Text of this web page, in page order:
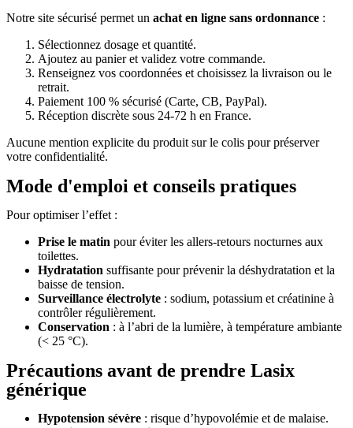
Notre site sécurisé permet un achat en ligne sans ordonnance :
Sélectionnez dosage et quantité.
Ajoutez au panier et validez votre commande.
Renseignez vos coordonnées et choisissez la livraison ou le
retrait.
Paiement 100 % sécurisé (Carte, CB, PayPal).
Réception discrète sous 24-72 h en France.
Aucune mention explicite du produit sur le colis pour préserver
votre confidentialité.
Mode d'emploi et conseils pratiques
Pour optimiser l’effet :
Prise le matin pour éviter les allers-retours nocturnes aux
toilettes.
Hydratation suffisante pour prévenir la déshydratation et la
baisse de tension.
Surveillance électrolyte : sodium, potassium et créatinine à
contrôler régulièrement.
Conservation : à l’abri de la lumière, à température ambiante
(< 25 °C).
Précautions avant de prendre Lasix
générique
Hypotension sévère : risque d’hypovolémie et de malaise.